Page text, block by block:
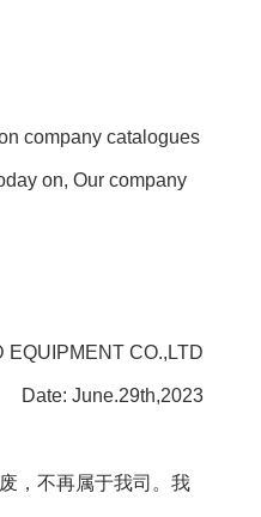
company catalogues
on, Our company
EQUIPMENT CO.,LTD
Date: June.29th,2023
，不再属于我司。我